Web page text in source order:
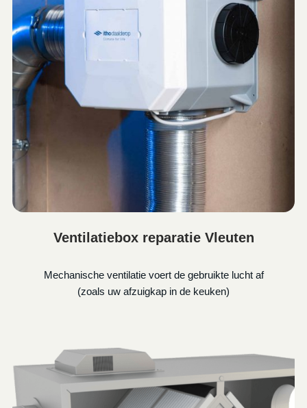
Ventilatiebox reparatie Vleuten
Mechanische ventilatie voert de gebruikte lucht af
(zoals uw afzuigkap in de keuken)